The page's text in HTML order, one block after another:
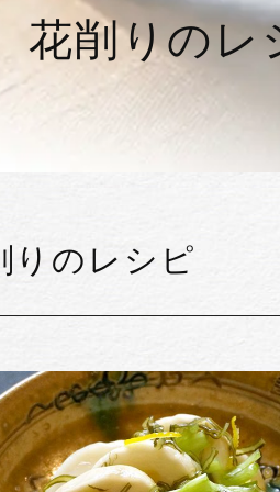
花削りのレ
りのレシピ